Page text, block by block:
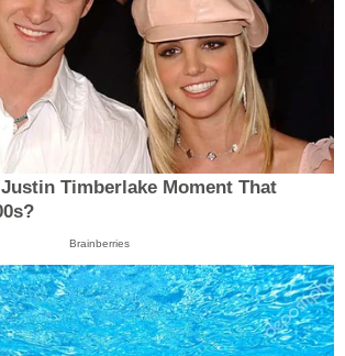
Timberlake Moment That
Brainberries